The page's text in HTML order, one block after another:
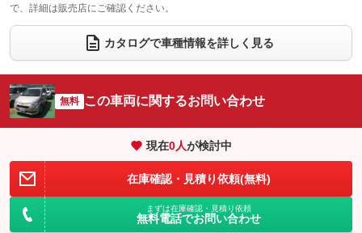
ウォークスルー
：装備なし
電動リアゲート フロントカメラ
：装備なし
：装備なし ：装備なし
サイドカメラ
：装備なし ルーフレール
：装備なし
：装備なし
：装備なし
で、詳細は販売店にご確認ください。
カタログで車種情報を詳しく見る
無料 この車両に関するお問い合わせ
現在0人が検討中
在庫確認・見積り依頼(無料)
まずは在庫確認・見積り依頼
無料電話でお問い合わせ